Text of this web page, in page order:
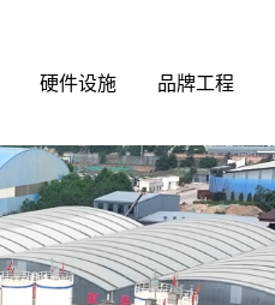
硬件设施 品牌工程